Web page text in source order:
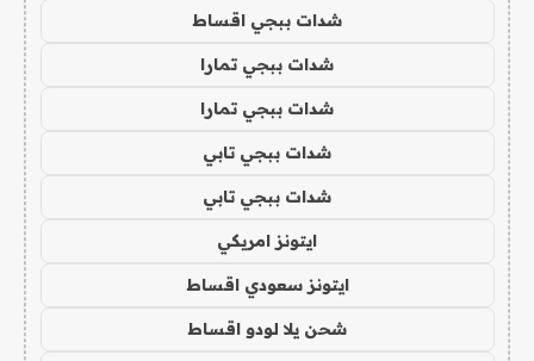
شدات ببجي اقساط
شدات ببجي تمارا
شدات ببجي تمارا
شدات ببجي تابي
شدات ببجي تابي
ايتونز امريكي
ايتونز سعودي اقساط
شحن يلا لودو اقساط